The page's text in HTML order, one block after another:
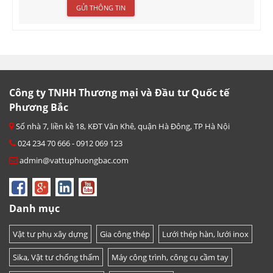
Công ty TNHH Thương mại và Đầu tư Quốc tế
Phương Bắc
Số nhà 7, liền kề 18, KĐT Văn Khê, quận Hà Đông, TP Hà Nội
024 234 70 666 - 0912 069 123
admin@vattuphuongbac.com
Danh mục
Vật tư phụ xây dựng Gia công thép Lưới thép hàn, lưới inox
Sika, Vật tư chống thấm Máy công trình, công cụ cầm tay